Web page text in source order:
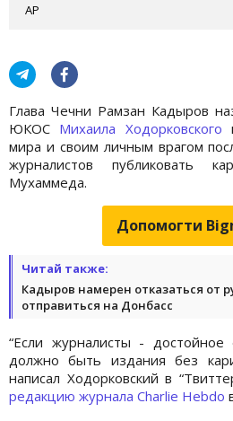
АР
Глава Чечни Рамзан Кадыров
ЮКОС Михаила Ходорковского
мира и своим личным врагом
журналистов публиковать
Мухаммеда.
Допомогти
Читай также:
Кадыров намерен отказаться от
отправиться на Донбасс
“Если журналисты - достойное
должно быть издания без
написал Ходорковский в
редакцию журнала Charlie Hebdo